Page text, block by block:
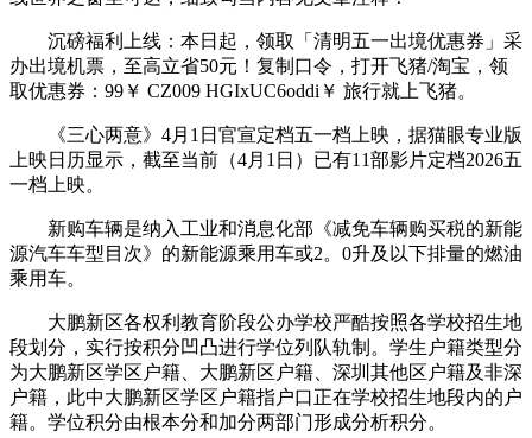
沉磅福利上线：本日起，领取「清明五一出境优惠券」采
办出境机票，至高立省50元！复制口令，打开飞猪/淘宝，领
取优惠券：99￥ CZ009 HGIxUC6oddi￥ 旅行就上飞猪。
《三心两意》4月1日官宣定档五一档上映，据猫眼专业版
上映日历显示，截至当前（4月1日）已有11部影片定档2026五
一档上映。
新购车辆是纳入工业和消息化部《减免车辆购买税的新能
源汽车车型目次》的新能源乘用车或2。0升及以下排量的燃油
乘用车。
大鹏新区各权利教育阶段公办学校严酷按照各学校招生地
段划分，实行按积分凹凸进行学位列队轨制。学生户籍类型分
为大鹏新区学区户籍、大鹏新区户籍、深圳其他区户籍及非深
户籍，此中大鹏新区学区户籍指户口正在学校招生地段内的户
籍。学位积分由根本分和加分两部门形成分析积分。